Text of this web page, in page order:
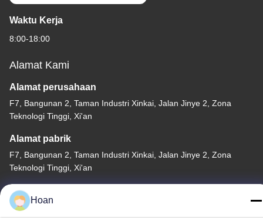
Waktu Kerja
8:00-18:00
Alamat Kami
Alamat perusahaan
F7, Bangunan 2, Taman Industri Xinkai, Jalan Jinye 2, Zona
Teknologi Tinggi, Xi'an
Alamat pabrik
F7, Bangunan 2, Taman Industri Xinkai, Jalan Jinye 2, Zona
Teknologi Tinggi, Xi'an
Telp
86--18740357801
Hoan